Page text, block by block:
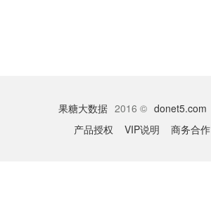
果糖大数据 2016 © donet5.com
产品授权
VIP说明 商务合作